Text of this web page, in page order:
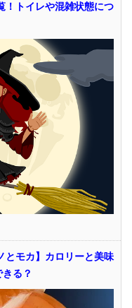
！トイレや混雑状態につ
とモカ】カロリーと美味
る？